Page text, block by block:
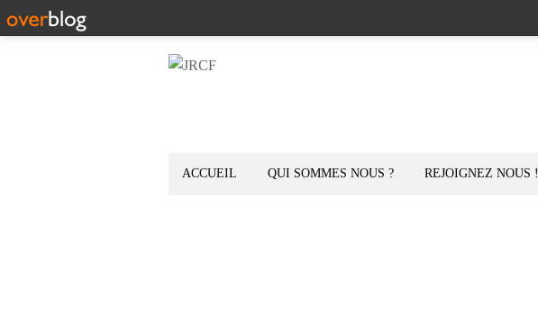
ACCUEIL QUI SOMMES NOUS ? REJOIGNEZ NOUS !